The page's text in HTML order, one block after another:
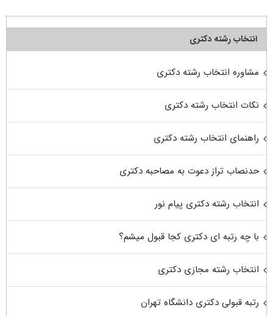
انتخاب رشته دکتری
مشاوره انتخاب رشته دکتری
نکات انتخاب رشته دکتری
راهنمای انتخاب رشته دکتری
حدنصاب تراز دعوت به مصاحبه دکتری
انتخاب رشته دکتری پیام نور
با چه رتبه ای دکتری کجا قبول میشم؟
انتخاب رشته مجازی دکتری
رتبه قبولی دکتری دانشگاه تهران